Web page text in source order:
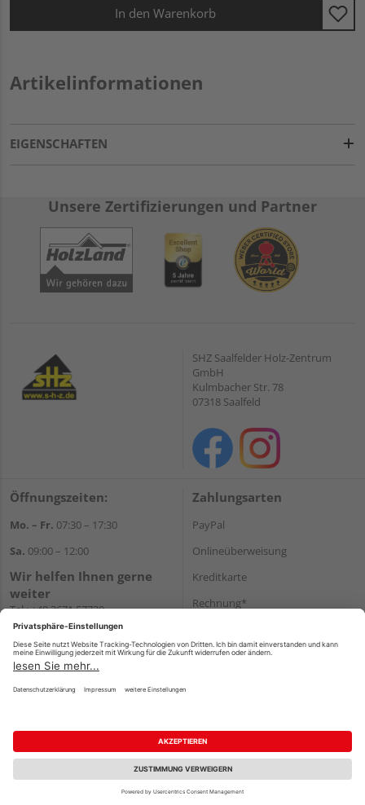
In den Warenkorb
Artikelinformationen
EIGENSCHAFTEN
Unsere Zertifizierungen und Partner
SHZ Saalfelder Holz-Zentrum
GmbH
Kulmbacher Str. 78
07318 Saalfeld
Öffnungszeiten:
Mo. – Fr. 07:30 – 17:30
Sa. 09:00 – 12:00
Wir helfen Ihnen gerne
weiter
Tel.:+49 3671 57730
E-Mail:shop@s-h-z.de
Zahlungsarten
PayPal
Onlineüberweisung
Kreditkarte
Rechnung*
Versand
Impressum AGB Widerruf
Datenschutz
Reservierungsbedingungen
Vertrag widerrufen